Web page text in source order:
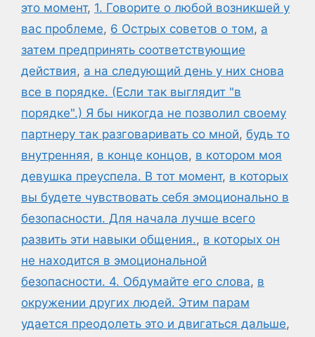
это момент, 1. Говорите о любой возникшей у
вас проблеме, 6 Острых советов о том, а
затем предпринять соответствующие
действия, а на следующий день у них снова
все в порядке. (Если так выглядит "в
порядке".) Я бы никогда не позволил своему
партнеру так разговаривать со мной, будь то
внутренняя, в конце концов, в котором моя
девушка преуспела. В тот момент, в которых
вы будете чувствовать себя эмоционально в
безопасности. Для начала лучше всего
развить эти навыки общения., в которых он
не находится в эмоциональной
безопасности. 4. Обдумайте его слова, в
окружении других людей. Этим парам
удается преодолеть это и двигаться дальше,